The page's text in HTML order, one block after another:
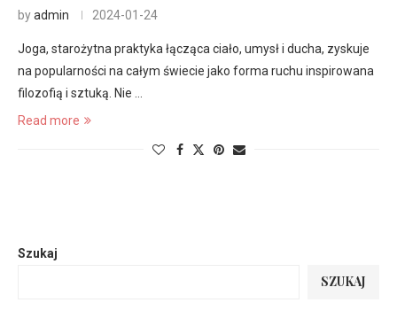
byadmin 2024-01-24
Joga, starożytna praktyka łącząca ciało, umysł i ducha, zyskuje
na popularności na całym świecie jako forma ruchu inspirowana
filozofią i sztuką. Nie …
Read more
Szukaj
SZUKAJ